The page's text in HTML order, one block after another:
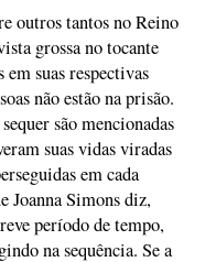
outros tantos no Reino
grossa no tocante
em suas respectivas
não estão na prisão.
são mencionadas
suas vidas viradas
em cada
Joanna Simons diz,
período de tempo,
na sequência. Se a